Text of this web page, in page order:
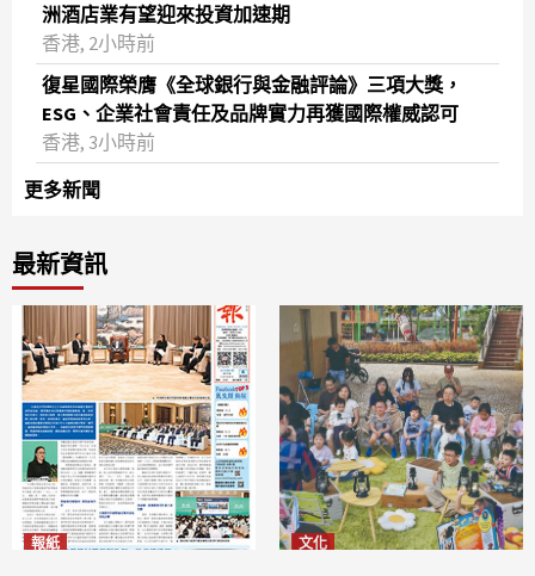
洲酒店業有望迎來投資加速期
香港, 2小時前
復星國際榮膺《全球銀行與金融評論》三項大獎，
ESG、企業社會責任及品牌實力再獲國際權威認可
香港, 3小時前
更多新聞
最新資訊
報紙 文化